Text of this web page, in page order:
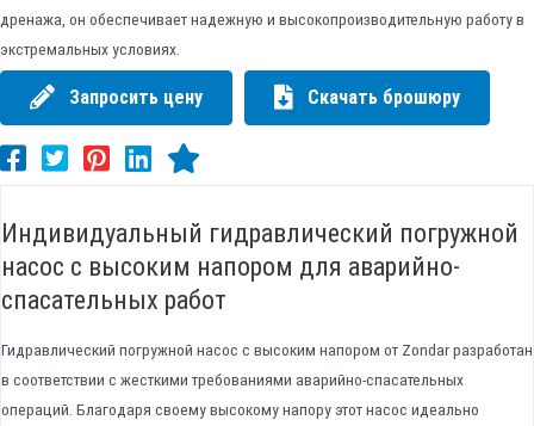
дренажа, он обеспечивает надежную и высокопроизводительную работу в
экстремальных условиях.
Запросить цену Скачать брошюру
Индивидуальный гидравлический погружной
насос с высоким напором для аварийно-
спасательных работ
Гидравлический погружной насос с высоким напором от Zondar разработан
в соответствии с жесткими требованиями аварийно-спасательных
операций. Благодаря своему высокому напору этот насос идеально